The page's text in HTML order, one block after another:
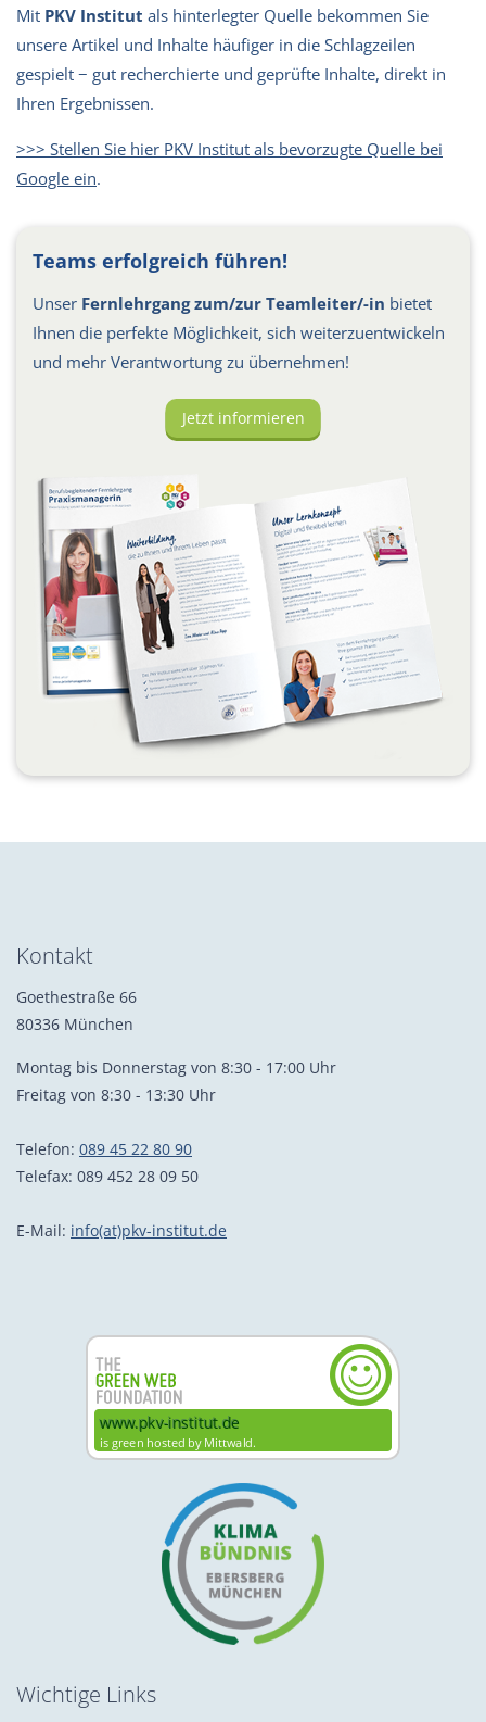
Mit PKV Institut als hinterlegter Quelle bekommen Sie
unsere Artikel und Inhalte häufiger in die Schlagzeilen
gespielt − gut recherchierte und geprüfte Inhalte, direkt in
Ihren Ergebnissen.
>>> Stellen Sie hier PKV Institut als bevorzugte Quelle bei
Google ein.
Teams erfolgreich führen!
Unser Fernlehrgang zum/zur Teamleiter/-in bietet
Ihnen die perfekte Möglichkeit, sich weiterzuentwickeln
und mehr Verantwortung zu übernehmen!
Jetzt informieren
Kontakt
Goethestraße 66
80336 München
Montag bis Donnerstag von 8:30 - 17:00 Uhr
Freitag von 8:30 - 13:30 Uhr
Telefon: 089 45 22 80 90
Telefax: 089 452 28 09 50
E-Mail: info(at)pkv-institut.de
Wichtige Links